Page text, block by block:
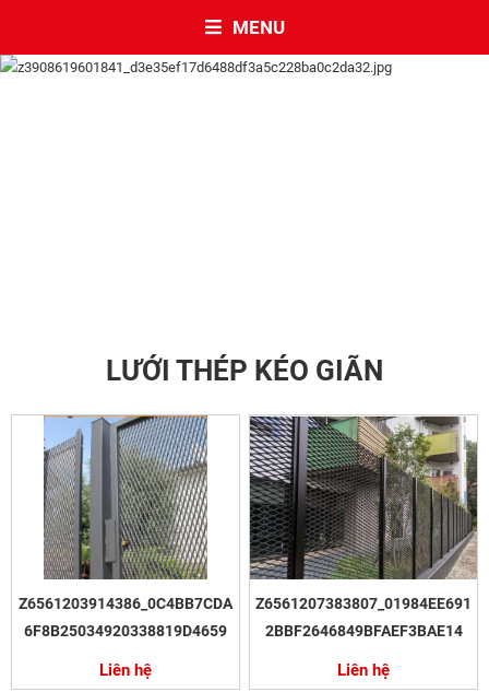
MENU
LƯỚI THÉP KÉO GIÃN
Z6561203914386_0C4BB7CDA
6F8B25034920338819D4659
Liên hệ
Z6561207383807_01984EE691
2BBF2646849BFAEF3BAE14
Liên hệ